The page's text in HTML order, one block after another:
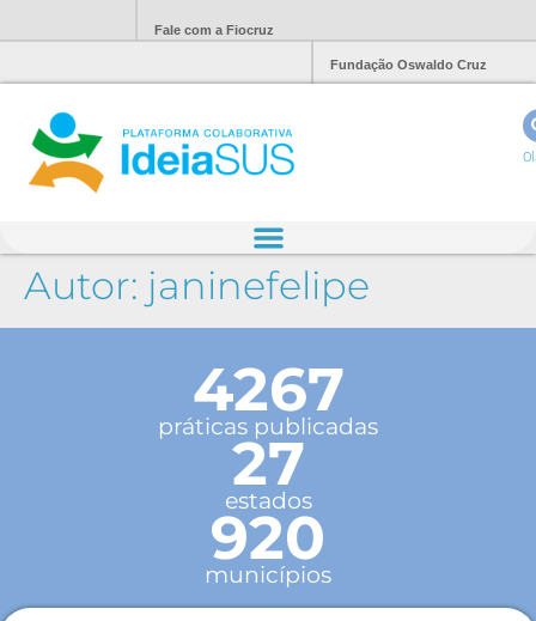
Fale com a Fiocruz
Fundação Oswaldo Cruz
Autor: janinefelipe
4267
práticas publicadas
27
estados
920
municípios